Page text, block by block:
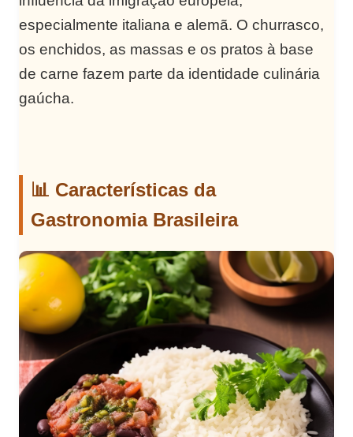
especialmente italiana e alemã. O churrasco,
os enchidos, as massas e os pratos à base
de carne fazem parte da identidade culinária
gaúcha.
📊 Características da
Gastronomia Brasileira